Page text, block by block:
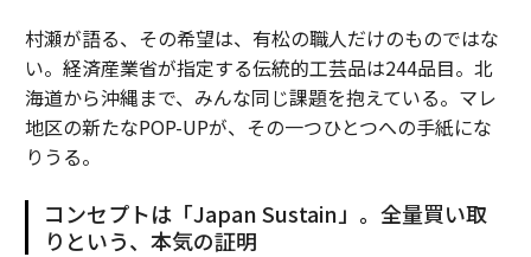
村瀬が語る、その希望は、有松の職人だけのものではな
い。経済産業省が指定する伝統的工芸品は244品目。北
海道から沖縄まで、みんな同じ課題を抱えている。マレ
地区の新たなPOP-UPが、その一つひとつへの手紙にな
りうる。
コンセプトは「Japan Sustain」。全量買い取
りという、本気の証明